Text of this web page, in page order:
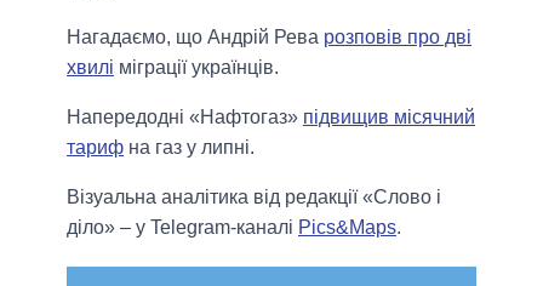
Нагадаємо, що Андрій Рева розповів про дві
хвилі міграції українців.
Напередодні «Нафтогаз» підвищив місячний
тариф на газ у липні.
Візуальна аналітика від редакції «Слово і
діло» – у Telegram-каналі Pics&Maps.